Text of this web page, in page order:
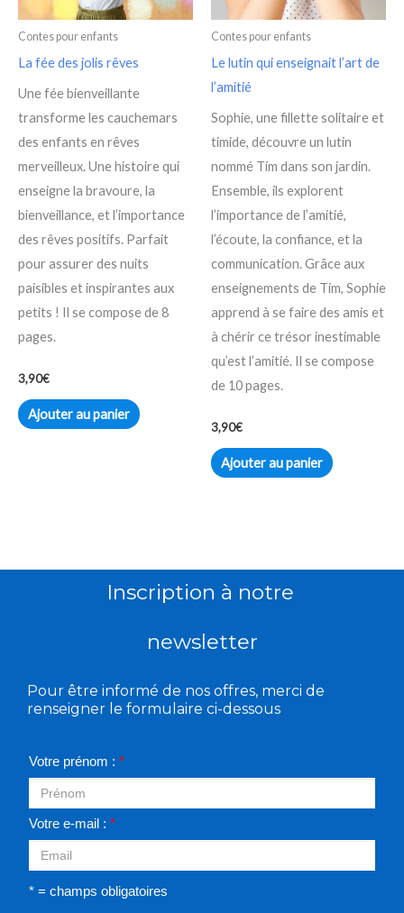
Contes pour enfants
La fée des jolis rêves
Une fée bienveillante
transforme les cauchemars
des enfants en rêves
merveilleux. Une histoire qui
enseigne la bravoure, la
bienveillance, et l’importance
des rêves positifs. Parfait
pour assurer des nuits
paisibles et inspirantes aux
petits ! Il se compose de 8
pages.
3,90€
Ajouter au panier
Contes pour enfants
Le lutin qui enseignait l’art de
l’amitié
Sophie, une fillette solitaire et
timide, découvre un lutin
nommé Tim dans son jardin.
Ensemble, ils explorent
l’importance de l’amitié,
l’écoute, la confiance, et la
communication. Grâce aux
enseignements de Tim, Sophie
apprend à se faire des amis et
à chérir ce trésor inestimable
qu’est l’amitié. Il se compose
de 10 pages.
3,90€
Ajouter au panier
Inscription à notre
newsletter
Pour être informé de nos offres, merci de
renseigner le formulaire ci-dessous
Votre prénom : *
Votre e-mail : *
* = champs obligatoires